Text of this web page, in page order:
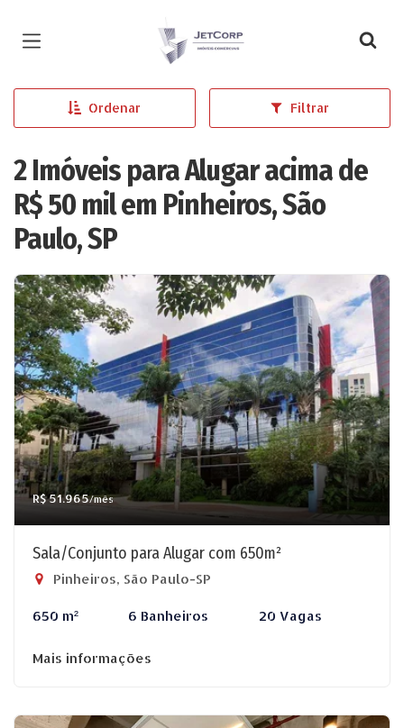
Página inicial
Ordenar Filtrar
2 Imóveis para Alugar acima de
R$ 50 mil em Pinheiros, São
Paulo, SP
R$ 51.965/mês
Sala/Conjunto para Alugar com 650m²
Pinheiros, São Paulo-SP
650 m² 6 Banheiros 20 Vagas
Mais informações